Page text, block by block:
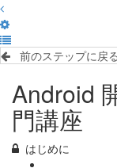
前のステップに戻る
Android
門講座
はじめに